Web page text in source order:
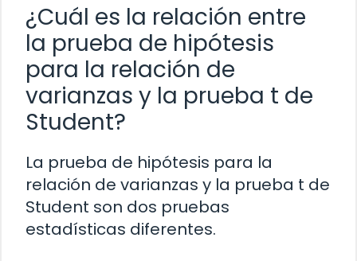
¿Cuál es la relación entre
la prueba de hipótesis
para la relación de
varianzas y la prueba t de
Student?
La prueba de hipótesis para la
relación de varianzas y la prueba t de
Student son dos pruebas
estadísticas diferentes.